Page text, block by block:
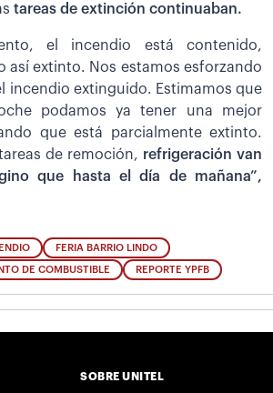
tareas de extinción continuaban.
el incendio está contenido,
así extinto. Nos estamos esforzando
incendio extinguido. Estimamos que
podamos ya tener una mejor
que está parcialmente extinto.
de remoción, refrigeración van
que hasta el día de mañana”,
FERIA BARRIO LINDO
DE COMBUSTIBLE REPORTE YPFB
SOBRE UNITEL